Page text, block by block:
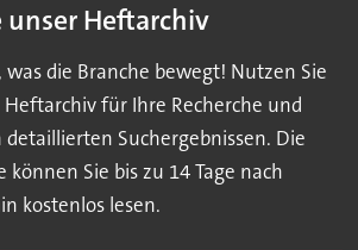
unser Heftarchiv
was die Branche bewegt! Nutzen Sie
für Ihre Recherche und
Suchergebnissen. Die
können Sie bis zu 14 Tage nach
kostenlos lesen.